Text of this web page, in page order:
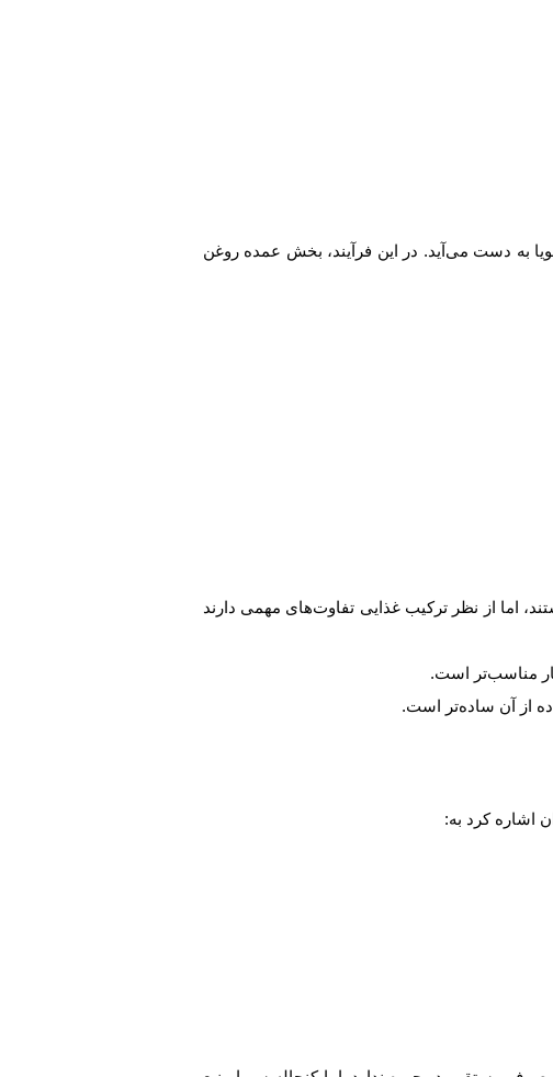
به دست می‌آید. در این فرآیند، بخش عمده روغن
اما از نظر ترکیب غذایی تفاوت‌های مهمی دارند
مناسب‌تر است.
از آن ساده‌تر است.
اشاره کرد به: